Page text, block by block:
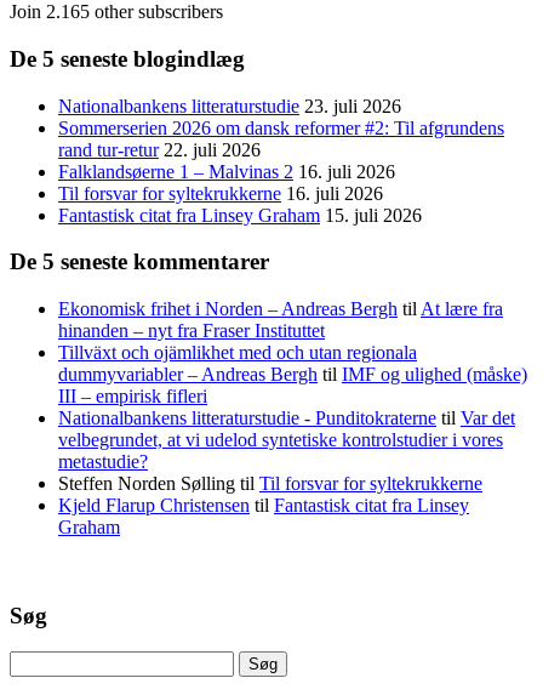
Join 2.165 other subscribers
De 5 seneste blogindlæg
Nationalbankens litteraturstudie 23. juli 2026
Sommerserien 2026 om dansk reformer #2: Til afgrundens
rand tur-retur 22. juli 2026
Falklandsøerne 1 – Malvinas 2 16. juli 2026
Til forsvar for syltekrukkerne 16. juli 2026
Fantastisk citat fra Linsey Graham 15. juli 2026
De 5 seneste kommentarer
Ekonomisk frihet i Norden – Andreas Bergh til At lære fra
hinanden – nyt fra Fraser Instituttet
Tillväxt och ojämlikhet med och utan regionala
dummyvariabler – Andreas Bergh til IMF og ulighed (måske)
III – empirisk fifleri
Nationalbankens litteraturstudie - Punditokraterne til Var det
velbegrundet, at vi udelod syntetiske kontrolstudier i vores
metastudie?
Steffen Norden Sølling til Til forsvar for syltekrukkerne
Kjeld Flarup Christensen til Fantastisk citat fra Linsey
Graham
Søg
efter: